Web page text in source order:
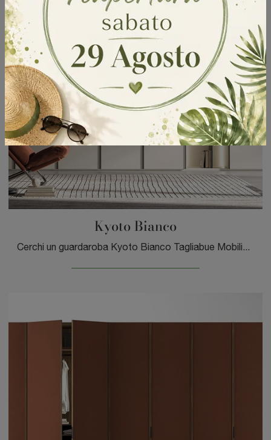
Kyoto Bianco
Cerchi un guardaroba Kyoto Bianco Tagliabue Mobili? Clicca subito! Gli armadi a muro con ante battenti ti attendono.